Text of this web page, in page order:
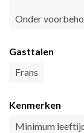
Onder
Gasttalen
Frans
Kenmerken
Minimum